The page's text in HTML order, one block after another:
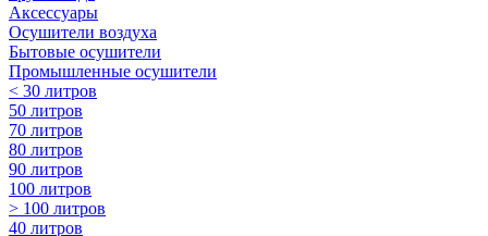
Аксессуары
Осушители воздуха
Бытовые осушители
Промышленные осушители
< 30 литров
50 литров
70 литров
80 литров
90 литров
100 литров
> 100 литров
40 литров